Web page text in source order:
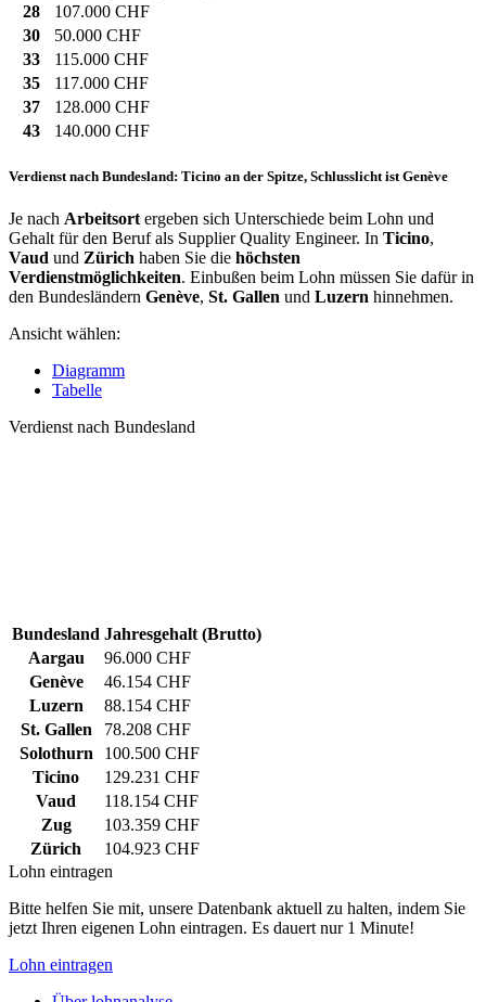
28
107.000 CHF
30
50.000 CHF
33
115.000 CHF
35
117.000 CHF
37
128.000 CHF
43
140.000 CHF
Verdienst nach Bundesland: Ticino an der Spitze, Schlusslicht ist Genève
Je nach Arbeitsort ergeben sich Unterschiede beim Lohn und
Gehalt für den Beruf als Supplier Quality Engineer. In Ticino,
Vaud und Zürich haben Sie die höchsten
Verdienstmöglichkeiten. Einbußen beim Lohn müssen Sie dafür in
den Bundesländern Genève, St. Gallen und Luzern hinnehmen.
Ansicht wählen:
Diagramm
Tabelle
Verdienst nach Bundesland
Bundesland Jahresgehalt (Brutto)
Aargau
96.000 CHF
Genève
46.154 CHF
Luzern
88.154 CHF
St. Gallen
78.208 CHF
Solothurn
100.500 CHF
Ticino
129.231 CHF
Vaud
118.154 CHF
Zug
103.359 CHF
Zürich
104.923 CHF
Lohn eintragen
Bitte helfen Sie mit, unsere Datenbank aktuell zu halten, indem Sie
jetzt Ihren eigenen Lohn eintragen. Es dauert nur 1 Minute!
Lohn eintragen